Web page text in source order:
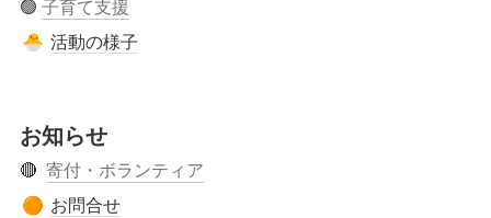
🟢 子育て支援
🐣 活動の様子
お知らせ
🔴 寄付・ボランティア
🟠 お問合せ